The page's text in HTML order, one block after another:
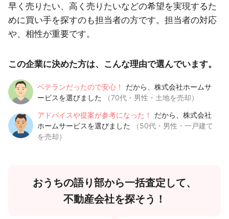
早く売りたい、高く売りたいなどの希望を実現するた
めに買い手を探すのも担当者の方です。担当者の対応
や、相性が重要です。
この企業に決めた方は、こんな理由で選んでいます。
ベテランだったので安心！
だから、株式会社ホームサ
ービスを選びました
（70代・男性・土地を売却）
アドバイスや提案が参考になった！
だから、株式会社
ホームサービスを選びました
（50代・男性・一戸建て
を売却）
おうちの語り部から一括査定して、
不動産会社を探そう！